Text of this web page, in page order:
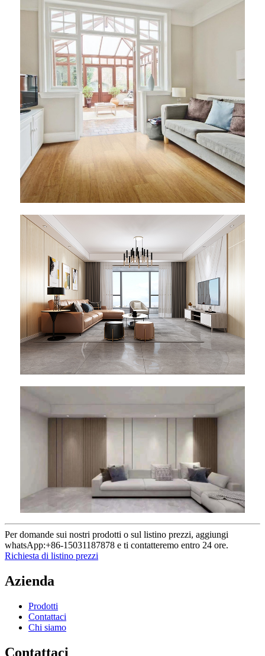
Per domande sui nostri prodotti o sul listino prezzi, aggiungi
whatsApp:+86-15031187878 e ti contatteremo entro 24 ore.
Richiesta di listino prezzi
Azienda
Prodotti
Contattaci
Chi siamo
Contattaci